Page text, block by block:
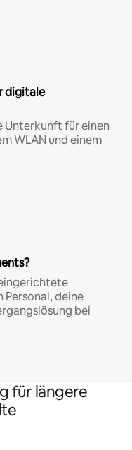
digitale
Unterkunft für einen
WLAN und einem
deine
bei
für längere